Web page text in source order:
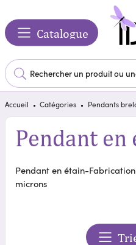
Catalogue
Accueil Catégories Pendants
Pendant en
Pendant en étain-Fabrication
microns